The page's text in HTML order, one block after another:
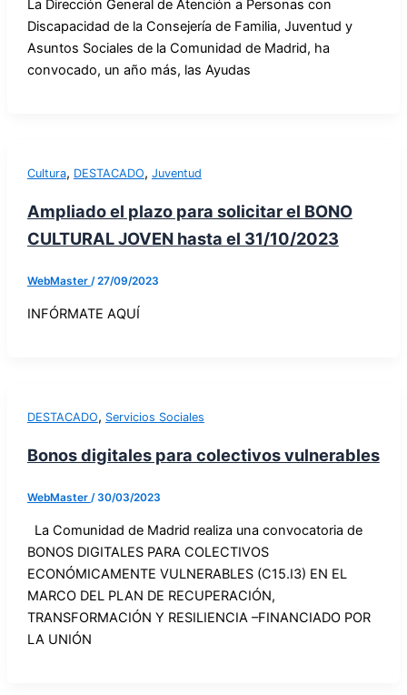
La Dirección General de Atención a Personas con
Discapacidad de la Consejería de Familia, Juventud y
Asuntos Sociales de la Comunidad de Madrid, ha
convocado, un año más, las Ayudas
Cultura, DESTACADO, Juventud
Ampliado el plazo para solicitar el BONO
CULTURAL JOVEN hasta el 31/10/2023
WebMaster /27/09/2023
INFÓRMATE AQUÍ
DESTACADO, Servicios Sociales
Bonos digitales para colectivos vulnerables
WebMaster /30/03/2023
La Comunidad de Madrid realiza una convocatoria de
BONOS DIGITALES PARA COLECTIVOS
ECONÓMICAMENTE VULNERABLES (C15.I3) EN EL
MARCO DEL PLAN DE RECUPERACIÓN,
TRANSFORMACIÓN Y RESILIENCIA –FINANCIADO POR
LA UNIÓN